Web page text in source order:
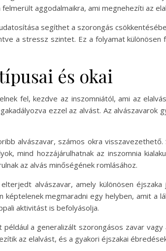
aggodalmaikra, ami megnehezíti az
segíthet a szorongás
a stressz szintet. Ez a folyamat különösen
és okai
fel, kezdve az inszomniától, ami az
ezzel az alvást. Az
alvászavar, számos okra
mind hozzájárulhatnak az inszomnia
az alvás minőségének romlásához.
alvászavar, amely különösen
megmaradni egy helyben, amit a
aktivitást is befolyásolja.
a generalizált szorongásos zavar
az elalvást, és a gyakori éjszakai